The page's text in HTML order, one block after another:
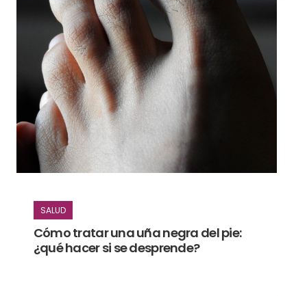
SALUD
Cómo tratar una uña negra del pie:
¿qué hacer si se desprende?